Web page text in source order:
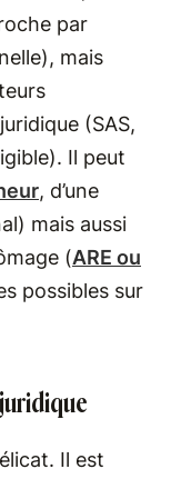
par
mais
(SAS,
Il peut
, d’une
mais aussi
(ARE ou
possibles sur
Il est